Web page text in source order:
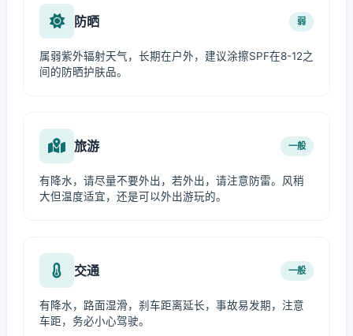
防晒 弱
属弱紫外辐射天气，长期在户外，建议涂擦SPF在8-12之
间的防晒护肤品。
旅游 一般
有降水，请尽量不要外出，若外出，请注意防雷。风稍
大但温度适宜，还是可以外出游玩的。
交通 一般
有降水，路面湿滑，刹车距离延长，事故易发期，注意
车距，务必小心驾驶。